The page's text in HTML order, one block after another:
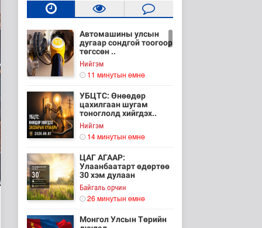
Автомашины улсын
дугаар сондгой тоогоор
төгссөн ..
Нийгэм
11 минутын өмнө
УБЦТС: Өнөөдөр
цахилгаан шугам
тоноглолд хийгдэх..
Нийгэм
14 минутын өмнө
ЦАГ АГААР:
Улаанбаатарт өдөртөө
30 хэм дулаан
Байгаль орчин
26 минутын өмнө
Монгол Улсын Төрийн